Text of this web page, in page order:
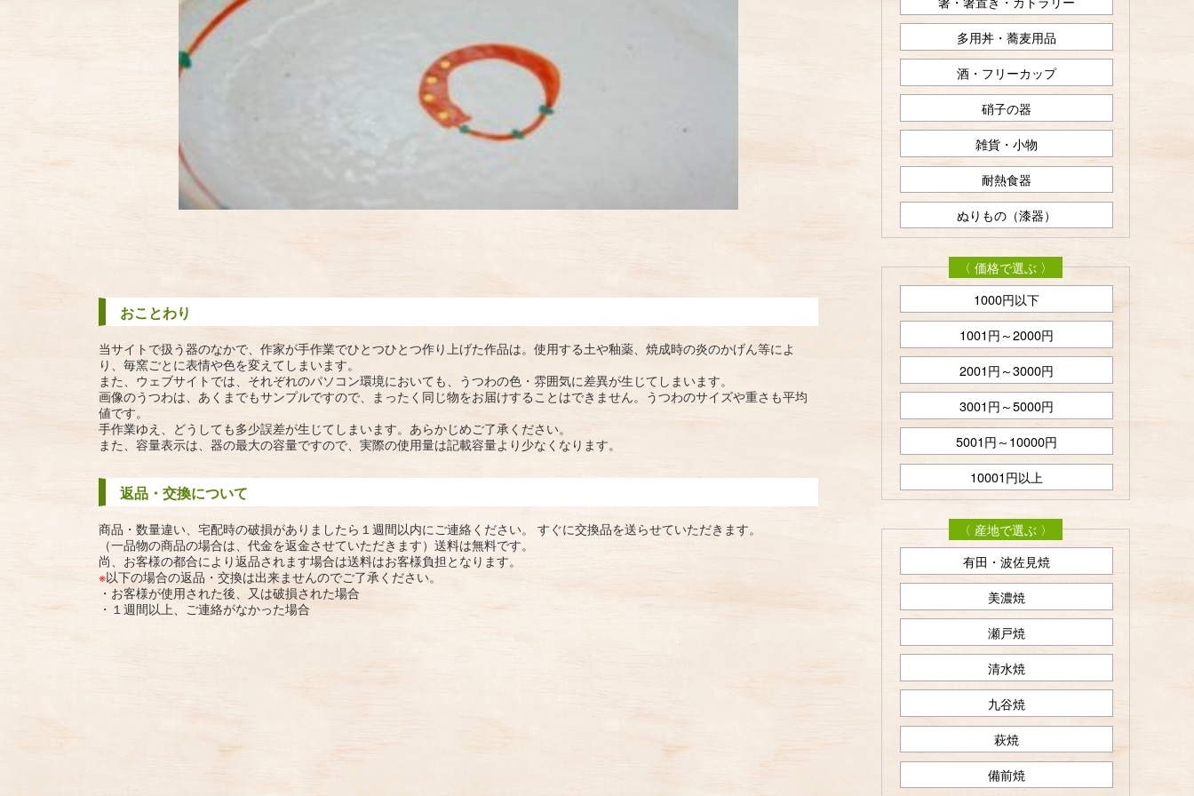
おことわり
当サイトで扱う器のなかで、作家が手作業でひとつひとつ作り上げた作品は。使用する土や釉薬、焼成時の炎のかげん等によ
り、毎窯ごとに表情や色を変えてしまいます。
また、ウェブサイトでは、それぞれのパソコン環境においても、うつわの色・雰囲気に差異が生じてしまいます。
画像のうつわは、あくまでもサンプルですので、まったく同じ物をお届けすることはできません。うつわのサイズや重さも平均
値です。
手作業ゆえ、どうしても多少誤差が生じてしまいます。あらかじめご了承ください。
また、容量表示は、器の最大の容量ですので、実際の使用量は記載容量より少なくなります。
返品・交換について
商品・数量違い、宅配時の破損がありましたら１週間以内にご連絡ください。 すぐに交換品を送らせていただきます。
（一品物の商品の場合は、代金を返金させていただきます）送料は無料です。
尚、お客様の都合により返品されます場合は送料はお客様負担となります。
※以下の場合の返品・交換は出来ませんのでご了承ください。
・お客様が使用された後、又は破損された場合
・１週間以上、ご連絡がなかった場合
多用丼・蕎麦用品
酒・フリーカップ
硝子の器
雑貨・小物
耐熱食器
ぬりもの（漆器）
〈 価格で選ぶ 〉
1000円以下
1001円～2000円
2001円～3000円
3001円～5000円
5001円～10000円
10001円以上
〈 産地で選ぶ 〉
有田・波佐見焼
美濃焼
瀬戸焼
清水焼
九谷焼
萩焼
備前焼